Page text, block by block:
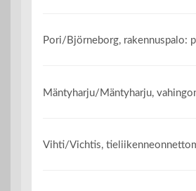
Pori/Björneborg, rakennuspalo:
Mäntyharju/Mäntyharju,
Vihti/Vichtis,